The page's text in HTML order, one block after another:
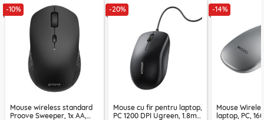
-10%
Mouse wireless standard
Proove Sweeper, 1x AA,
-20%
Mouse cu fir pentru laptop,
PC 1200 DPI Ugreen, 1.8m,
-14%
Mouse
laptop, PC,